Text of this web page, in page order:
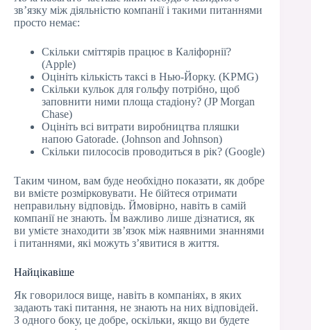
зв’язку між діяльністю компанії і такими питаннями
просто немає:
Скільки сміттярів працює в Каліфорнії?
(Apple)
Оцініть кількість таксі в Нью-Йорку. (KPMG)
Скільки кульок для гольфу потрібно, щоб
заповнити ними площа стадіону? (JP Morgan
Chase)
Оцініть всі витрати виробництва пляшки
напою Gatorade. (Johnson and Johnson)
Скільки пилососів проводиться в рік? (Google)
Таким чином, вам буде необхідно показати, як добре
ви вмієте розмірковувати. Не бійтеся отримати
неправильну відповідь. Ймовірно, навіть в самій
компанії не знають. Їм важливо лише дізнатися, як
ви умієте знаходити зв’язок між наявними знаннями
і питаннями, які можуть з’явитися в життя.
Найцікавіше
Як говорилося вище, навіть в компаніях, в яких
задають такі питання, не знають на них відповідей.
З одного боку, це добре, оскільки, якщо ви будете